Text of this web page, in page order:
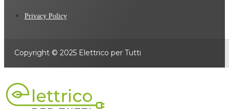
Privacy Policy
Copyright © 2025 Elettrico per Tutti